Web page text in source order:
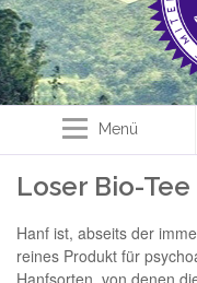
Menü
Loser Bio-
Hanf ist, abseits der
reines Produkt für
Hanfsorten, von denen